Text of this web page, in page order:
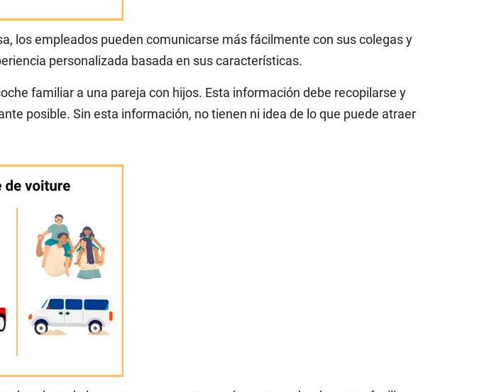
los empleados pueden comunicarse más fácilmente con sus colegas y
personalizada basada en sus características.
familiar a una pareja con hijos. Esta información debe recopilarse y
posible. Sin esta información, no tienen ni idea de lo que puede atraer